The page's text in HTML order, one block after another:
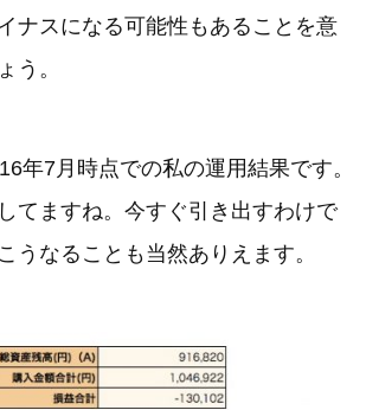
ナスになる可能性もあることを意
う。
年7月時点での私の運用結果です。
てますね。今すぐ引き出すわけで
うなることも当然ありえます。